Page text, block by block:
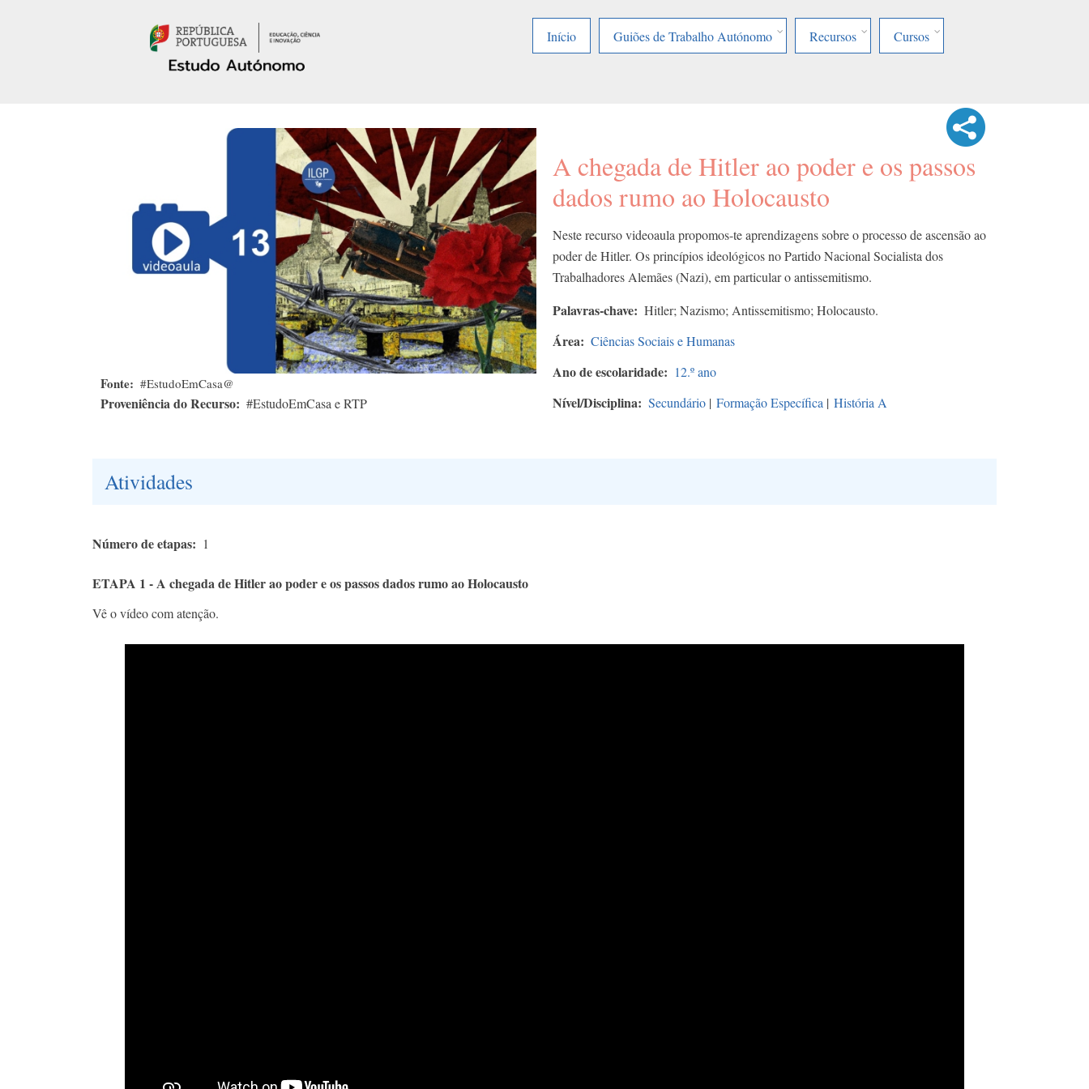
Início
Guiões de Trabalho Autónomo Recursos Cursos
Fonte #EstudoEmCasa@
Proveniência do Recurso #EstudoEmCasa e RTP
A chegada de Hitler ao poder e os passos
dados rumo ao Holocausto
Neste recurso videoaula propomos-te aprendizagens sobre o processo de ascensão ao
poder de Hitler. Os princípios ideológicos no Partido Nacional Socialista dos
Trabalhadores Alemães (Nazi), em particular o antissemitismo.
Palavras-chave Hitler; Nazismo; Antissemitismo; Holocausto.
Área Ciências Sociais e Humanas
Ano de escolaridade 12.º ano
Nível/Disciplina Secundário | Formação Específica | História A
Atividades
Número de etapas 1
ETAPA 1 - A chegada de Hitler ao poder e os passos dados rumo ao Holocausto
Vê o vídeo com atenção.